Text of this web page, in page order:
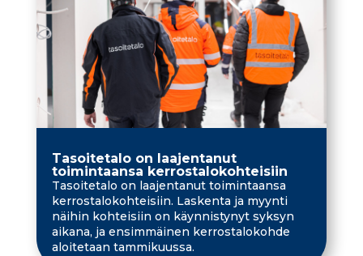
Tasoitetalo on laajentanut
toimintaansa kerrostalokohteisiin
Tasoitetalo on laajentanut toimintaansa
kerrostalokohteisiin. Laskenta ja myynti
näihin kohteisiin on käynnistynyt syksyn
aikana, ja ensimmäinen kerrostalokohde
aloitetaan tammikuussa.